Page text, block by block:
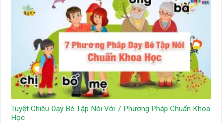
Tuyệt Chiêu Dạy Bé Tập Nói Với 7 Phương Pháp Chuẩn Khoa
Học